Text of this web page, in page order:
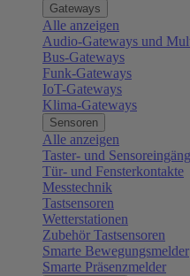
Gateways
Alle anzeigen
Audio-Gateways und
Bus-Gateways
Funk-Gateways
IoT-Gateways
Klima-Gateways
Sensoren
Alle anzeigen
Taster- und
Tür- und Fensterkontakte
Messtechnik
Tastsensoren
Wetterstationen
Zubehör Tastsensoren
Smarte Bewegungsmelder
Smarte Präsenzmelder